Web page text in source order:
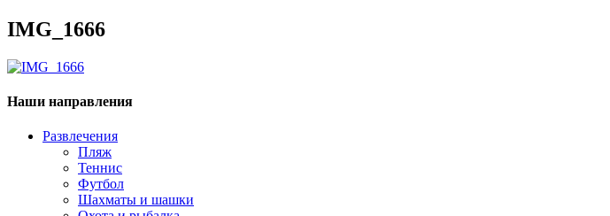
IMG_1666
Наши направления
Развлечения
Пляж
Теннис
Футбол
Шахматы и шашки